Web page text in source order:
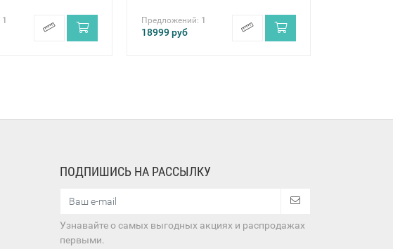
1 Предложений: 1
18999руб
ПОДПИШИСЬ НА РАССЫЛКУ
Узнавайте о самых выгодных акциях и распродажах
первыми.